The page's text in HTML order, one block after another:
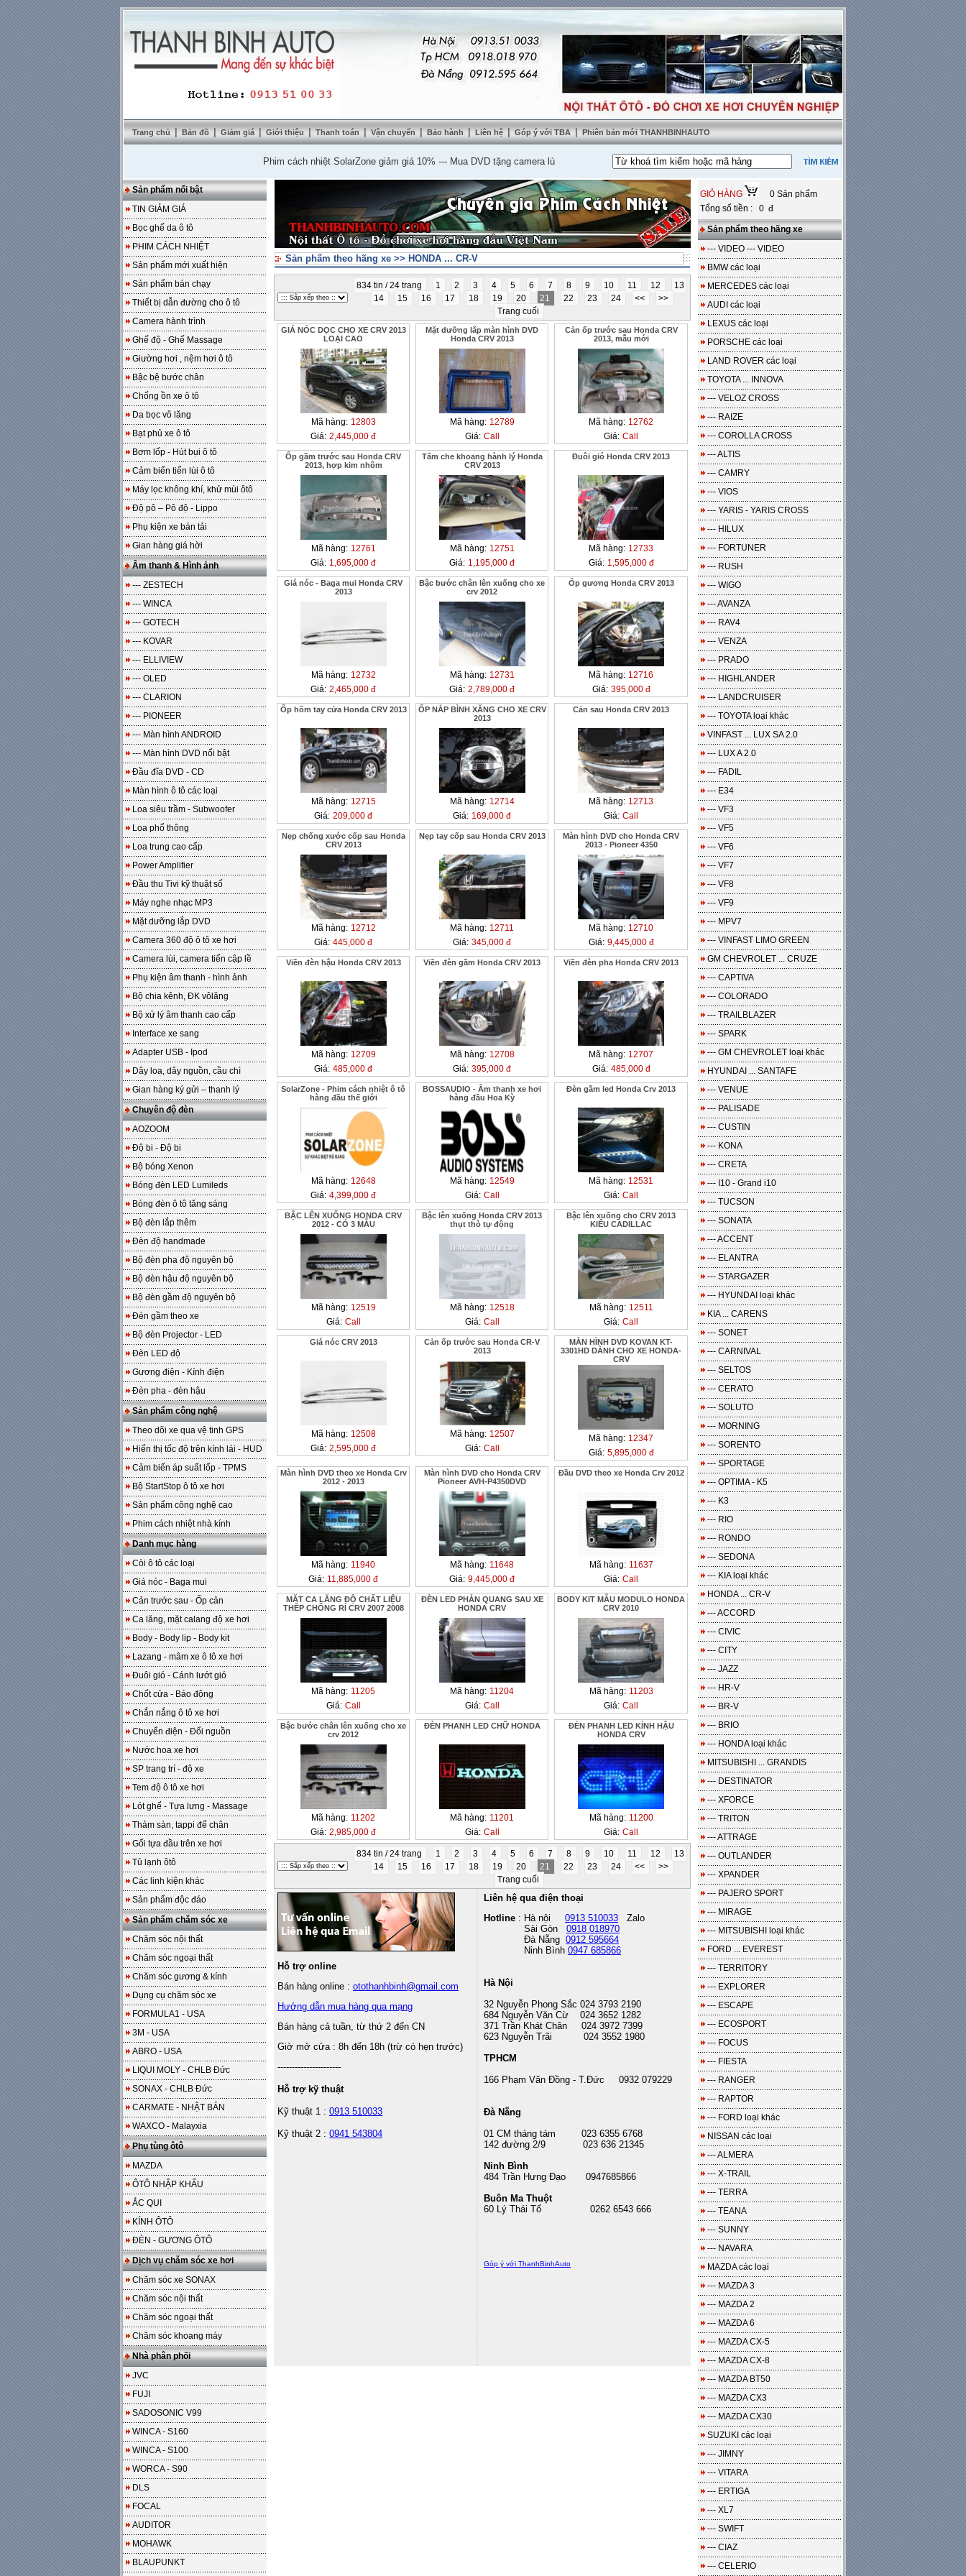
Trang chủ | Bản đồ | Giảm giá | Giới thiệu | Thanh toán | Vận chuyển | Bảo hành | Liên hệ | Góp ý với TBA | Phiên bản mới THANHBINHAUTO
Phim cách nhiệt SolarZone giảm giá 10%---Mua DVD tặng camera lùi cao cấp Lắp nệm ghế da thật tặng sàn da --- Miễn phí 100% công lắp đặt
Sản phẩm nổi bật
TIN GIẢM GIÁ
Bọc ghế da ô tô
PHIM CÁCH NHIỆT
Sản phẩm mới xuất hiện
Sản phẩm bán chạy
Thiết bị dẫn đường cho ô tô
Camera hành trình
Ghế độ - Ghế Massage
Giường hơi , nệm hơi ô tô
Bậc bệ bước chân
Chống ồn xe ô tô
Da bọc vô lăng
Bạt phủ xe ô tô
Bơm lốp - Hút bụi ô tô
Cảm biến tiến lùi ô tô
Máy lọc không khí, khử mùi ôtô
Độ pô – Pô độ - Lippo
Phụ kiện xe bán tải
Gian hàng giá hời
Âm thanh & Hình ảnh
--- ZESTECH
--- WINCA
--- GOTECH
--- KOVAR
--- ELLIVIEW
--- OLED
--- CLARION
--- PIONEER
--- Màn hình ANDROID
--- Màn hình DVD nổi bật
Đầu đĩa DVD - CD
Màn hình ô tô các loại
Loa siêu trầm - Subwoofer
Loa phổ thông
Loa trung cao cấp
Power Amplifier
Đầu thu Tivi kỹ thuật số
Máy nghe nhạc MP3
Mặt dưỡng lắp DVD
Camera 360 độ ô tô xe hơi
Camera lùi, camera tiến cập lề
Phụ kiện âm thanh - hình ảnh
Bộ chia kênh, ĐK vôlăng
Bộ xử lý âm thanh cao cấp
Interface xe sang
Adapter USB - Ipod
Dây loa, dây nguồn, cầu chì
Gian hàng ký gửi – thanh lý
Chuyên độ đèn
AOZOOM
Độ bi - Độ bi
Bộ bóng Xenon
Bóng đèn LED Lumileds
Bóng đèn ô tô tăng sáng
Bộ đèn lắp thêm
Đèn độ handmade
Bộ đèn pha độ nguyên bộ
Bộ đèn hậu độ nguyên bộ
Bộ đèn gầm độ nguyên bộ
Đèn gầm theo xe
Bộ đèn Projector - LED
Đèn LED độ
Gương điện - Kính điện
Đèn pha - đèn hậu
Sản phẩm công nghệ
Theo dõi xe qua vệ tinh GPS
Hiển thị tốc độ trên kính lái - HUD
Cảm biến áp suất lốp - TPMS
Bộ StartStop ô tô xe hơi
Sản phẩm công nghệ cao
Phim cách nhiệt nhà kính
Danh mục hàng
Còi ô tô các loại
Giá nóc - Baga mui
Cản trước sau - Ốp cản
Ca lăng, mặt calang độ xe hơi
Body - Body lip - Body kit
Lazang - mâm xe ô tô xe hơi
Đuôi gió - Cánh lướt gió
Chốt cửa - Báo động
Chắn nắng ô tô xe hơi
Chuyển điện - Đổi nguồn
Nước hoa xe hơi
SP trang trí - độ xe
Tem độ ô tô xe hơi
Lót ghế - Tựa lưng - Massage
Thảm sàn, tappi để chân
Gối tựa đầu trên xe hơi
Tủ lạnh ôtô
Các linh kiện khác
Sản phẩm độc đáo
Sản phẩm chăm sóc xe
Chăm sóc nội thất
Chăm sóc ngoại thất
Chăm sóc gương & kính
Dụng cụ chăm sóc xe
FORMULA1 - USA
3M - USA
ABRO - USA
LIQUI MOLY - CHLB Đức
SONAX - CHLB Đức
CARMATE - NHẬT BẢN
WAXCO - Malayxia
Phụ tùng ôtô
MAZDA
ÔTÔ NHẬP KHẨU
ẮC QUI
KÍNH ÔTÔ
ĐÈN - GƯƠNG ÔTÔ
Dịch vụ chăm sóc xe hơi
Chăm sóc xe SONAX
Chăm sóc nội thất
Chăm sóc ngoại thất
Chăm sóc khoang máy
Nhà phân phối
JVC
FUJI
SADOSONIC V99
WINCA - S160
WINCA - S100
WORCA - S90
DLS
FOCAL
AUDITOR
MOHAWK
BLAUPUNKT
Sản phẩm theo hãng xe >> HONDA ... CR-V
834 tin / 24 trang 1 2 3 4 5 6 7 8 9 10 11 12
13
14
15 16 17 18 19 20 21 22 23 24 <<
>>
Trang cuối
GIÁ NÓC DỌC CHO XE CRV 2013
LOẠI CAO
Mã hàng: 12803
Giá: 2,445,000 đ
Mặt dưỡng lắp màn hình DVD
Honda CRV 2013
Mã hàng: 12789
Giá: Call
Cản ốp trước sau Honda CRV
2013, mẫu mới
Mã hàng: 12762
Giá: Call
Ốp gầm trước sau Honda CRV
2013, hợp kim nhôm
Mã hàng: 12761
Giá: 1,695,000 đ
Tấm che khoang hành lý Honda
CRV 2013
Mã hàng: 12751
Giá: 1,195,000 đ
Đuôi gió Honda CRV 2013
Mã hàng: 12733
Giá: 1,595,000 đ
Giá nóc - Baga mui Honda CRV
2013
Mã hàng: 12732
Giá: 2,465,000 đ
Bậc bước chân lên xuống cho xe
crv 2012
Mã hàng: 12731
Giá: 2,789,000 đ
Ốp gương Honda CRV 2013
Mã hàng: 12716
Giá: 395,000 đ
Ốp hõm tay cửa Honda CRV 2013
Mã hàng: 12715
Giá: 209,000 đ
ỐP NẮP BÌNH XĂNG CHO XE CRV
2013
Mã hàng: 12714
Giá: 169,000 đ
Cản sau Honda CRV 2013
Mã hàng: 12713
Giá: Call
Nẹp chống xước cốp sau Honda
CRV 2013
Mã hàng: 12712
Giá: 445,000 đ
Nẹp tay cốp sau Honda CRV 2013
Mã hàng: 12711
Giá: 345,000 đ
Màn hình DVD cho Honda CRV
2013 - Pioneer 4350
Mã hàng: 12710
Giá: 9,445,000 đ
Viền đèn hậu Honda CRV 2013
Mã hàng: 12709
Giá: 485,000 đ
Viền đèn gầm Honda CRV 2013
Mã hàng: 12708
Giá: 395,000 đ
Viền đèn pha Honda CRV 2013
Mã hàng: 12707
Giá: 485,000 đ
SolarZone - Phim cách nhiệt ô tô
hàng đầu thế giới
Mã hàng: 12648
Giá: 4,399,000 đ
BOSSAUDIO - Âm thanh xe hơi
hàng đầu Hoa Kỳ
Mã hàng: 12549
Giá: Call
Đèn gầm led Honda Crv 2013
Mã hàng: 12531
Giá: Call
BẬC LÊN XUỐNG HONDA CRV
2012 - CÓ 3 MẪU
Mã hàng: 12519
Giá: Call
Bậc lên xuống Honda CRV 2013
thụt thò tự động
Mã hàng: 12518
Giá: Call
Bậc lên xuống cho CRV 2013
KIỂU CADILLAC
Mã hàng: 12511
Giá: Call
Giá nóc CRV 2013
Mã hàng: 12508
Giá: 2,595,000 đ
Cản ốp trước sau Honda CR-V
2013
Mã hàng: 12507
Giá: Call
MÀN HÌNH DVD KOVAN KT-
3301HD DÀNH CHO XE HONDA-
CRV
Mã hàng: 12347
Giá: 5,895,000 đ
Màn hình DVD theo xe Honda Crv
2012 - 2013
Mã hàng: 11940
Giá: 11,885,000 đ
Màn hình DVD cho Honda CRV
Pioneer AVH-P4350DVD
Mã hàng: 11648
Giá: 9,445,000 đ
Đầu DVD theo xe Honda Crv 2012
Mã hàng: 11637
Giá: Call
MẶT CA LĂNG ĐỘ CHẤT LIỆU
THÉP CHỐNG RỈ CRV 2007 2008
Mã hàng: 11205
Giá: Call
ĐÈN LED PHẢN QUANG SAU XE
HONDA CRV
Mã hàng: 11204
Giá: Call
BODY KIT MẪU MODULO HONDA
CRV 2010
Mã hàng: 11203
Giá: Call
Bậc bước chân lên xuống cho xe
crv 2012
Mã hàng: 11202
Giá: 2,985,000 đ
ĐÈN PHANH LED CHỮ HONDA
Mã hàng: 11201
Giá: Call
ĐÈN PHANH LED KÍNH HẬU
HONDA CRV
Mã hàng: 11200
Giá: Call
834 tin / 24 trang 1 2 3 4 5 6 7 8 9 10 11 12
13
14
15 16 17 18 19 20 21 22 23 24 <<
>>
Trang cuối
Hỗ trợ online
Bán hàng online : otothanhbinh@gmail.com
Hướng dẫn mua hàng qua mạng
Bán hàng cả tuần, từ thứ 2 đến CN
Giờ mở cửa : 8h đến 18h (trừ có hẹn trước)
----------------------
Hỗ trợ kỹ thuật
Kỹ thuật 1 : 0913 510033
Kỹ thuật 2 : 0941 543804
Liên hệ qua điện thoại
Hotline : Hà nội 0913 510033 Zalo
Sài Gòn 0918 018970
Đà Nẵng 0912 595664
Ninh Bình 0947 685866
Hà Nội
32 Nguyễn Phong Sắc 024 3793 2190
684 Nguyễn Văn Cừ 024 3652 1282
371 Trần Khát Chân 024 3972 7399
623 Nguyễn Trãi 024 3552 1980
TPHCM
166 Phạm Văn Đồng - T.Đức 0932 079229
Đà Nẵng
01 CM tháng tám 023 6355 6768
142 đường 2/9 023 636 21345
Ninh Bình
484 Trần Hưng Đạo 0947685866
Buôn Ma Thuột
60 Lý Thái Tổ 0262 6543 666
Góp ý với ThanhBinhAuto
GIỎ HÀNG
0 Sản phẩm
Tổng số tiền : 0 đ
Sản phẩm theo hãng xe
--- VIDEO --- VIDEO
BMW các loại
MERCEDES các loại
AUDI các loại
LEXUS các loại
PORSCHE các loại
LAND ROVER các loại
TOYOTA ... INNOVA
--- VELOZ CROSS
--- RAIZE
--- COROLLA CROSS
--- ALTIS
--- CAMRY
--- VIOS
--- YARIS - YARIS CROSS
--- HILUX
--- FORTUNER
--- RUSH
--- WIGO
--- AVANZA
--- RAV4
--- VENZA
--- PRADO
--- HIGHLANDER
--- LANDCRUISER
--- TOYOTA loại khác
VINFAST ... LUX SA 2.0
--- LUX A 2.0
--- FADIL
--- E34
--- VF3
--- VF5
--- VF6
--- VF7
--- VF8
--- VF9
--- MPV7
--- VINFAST LIMO GREEN
GM CHEVROLET ... CRUZE
--- CAPTIVA
--- COLORADO
--- TRAILBLAZER
--- SPARK
--- GM CHEVROLET loại khác
HYUNDAI ... SANTAFE
--- VENUE
--- PALISADE
--- CUSTIN
--- KONA
--- CRETA
--- I10 - Grand i10
--- TUCSON
--- SONATA
--- ACCENT
--- ELANTRA
--- STARGAZER
--- HYUNDAI loại khác
KIA ... CARENS
--- SONET
--- CARNIVAL
--- SELTOS
--- CERATO
--- SOLUTO
--- MORNING
--- SORENTO
--- SPORTAGE
--- OPTIMA - K5
--- K3
--- RIO
--- RONDO
--- SEDONA
--- KIA loại khác
HONDA ... CR-V
--- ACCORD
--- CIVIC
--- CITY
--- JAZZ
--- HR-V
--- BR-V
--- BRIO
--- HONDA loại khác
MITSUBISHI ... GRANDIS
--- DESTINATOR
--- XFORCE
--- TRITON
--- ATTRAGE
--- OUTLANDER
--- XPANDER
--- PAJERO SPORT
--- MIRAGE
--- MITSUBISHI loại khác
FORD ... EVEREST
--- TERRITORY
--- EXPLORER
--- ESCAPE
--- ECOSPORT
--- FOCUS
--- FIESTA
--- RANGER
--- RAPTOR
--- FORD loại khác
NISSAN các loại
--- ALMERA
--- X-TRAIL
--- TERRA
--- TEANA
--- SUNNY
--- NAVARA
MAZDA các loại
--- MAZDA 3
--- MAZDA 2
--- MAZDA 6
--- MAZDA CX-5
--- MAZDA CX-8
--- MAZDA BT50
--- MAZDA CX3
--- MAZDA CX30
SUZUKI các loại
--- JIMNY
--- VITARA
--- ERTIGA
--- XL7
--- SWIFT
--- CIAZ
--- CELERIO